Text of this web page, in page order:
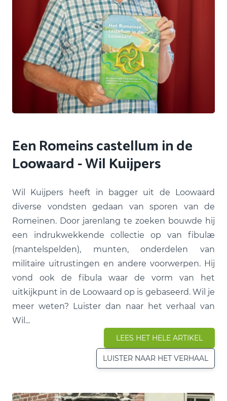
Een Romeins castellum in de
Loowaard - Wil Kuijpers
Wil Kuijpers heeft in bagger uit de Loowaard
diverse vondsten gedaan van sporen van de
Romeinen. Door jarenlang te zoeken bouwde hij
een indrukwekkende collectie op van fibulæ
(mantelspelden), munten, onderdelen van
militaire uitrustingen en andere voorwerpen. Hij
vond ook de fibula waar de vorm van het
uitkijkpunt in de Loowaard op is gebaseerd. Wil je
meer weten? Luister dan naar het verhaal van
Wil...
LEES HET HELE ARTIKEL
LUISTER NAAR HET VERHAAL